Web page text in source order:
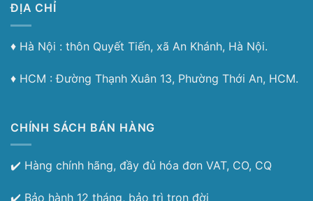
ĐỊA CHỈ
♦︎ Hà Nội : thôn Quyết Tiến, xã An Khánh, Hà Nội.
♦︎ HCM : Đường Thạnh Xuân 13, Phường Thới An, HCM.
CHÍNH SÁCH BÁN HÀNG
✔️ Hàng chính hãng, đầy đủ hóa đơn VAT, CO, CQ
✔️ Bảo hành 12 tháng, bảo trì trọn đời